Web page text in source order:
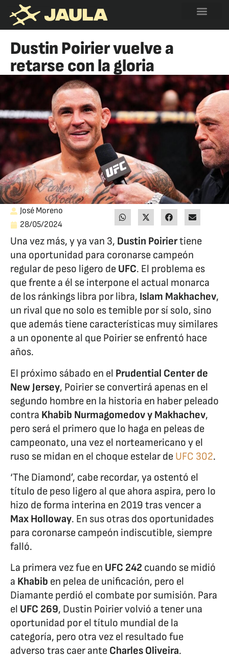
Dustin Poirier vuelve a
retarse con la gloria
José Moreno
28/05/2024
Una vez más, y ya van 3, Dustin Poiriertiene
una oportunidad para coronarse campeón
regular de peso ligero de UFC. El problema es
que frente a él se interpone el actual monarca
de los ránkings libra por libra, Islam Makhachev,
un rival que no solo es temible por sí solo, sino
que además tiene características muy similares
a un oponente al que Poirier se enfrentó hace
años.
El próximo sábado en el Prudential Center de
New Jersey, Poirier se convertirá apenas en el
segundo hombre en la historia en haber peleado
contra Khabib Nurmagomedov y Makhachev,
pero será el primero que lo haga en peleas de
campeonato, una vez el norteamericano y el
ruso se midan en el choque estelar de UFC 302.
‘The Diamond’, cabe recordar, ya ostentó el
título de peso ligero al que ahora aspira, pero lo
hizo de forma interina en 2019 tras vencer a
Max Holloway. En sus otras dos oportunidades
para coronarse campeón indiscutible, siempre
falló.
La primera vez fue en UFC 242 cuando se midió
a Khabib en pelea de unificación, pero el
Diamante perdió el combate por sumisión. Para
el UFC 269, Dustin Poirier volvió a tener una
oportunidad por el título mundial de la
categoría, pero otra vez el resultado fue
adverso tras caer ante Charles Oliveira.